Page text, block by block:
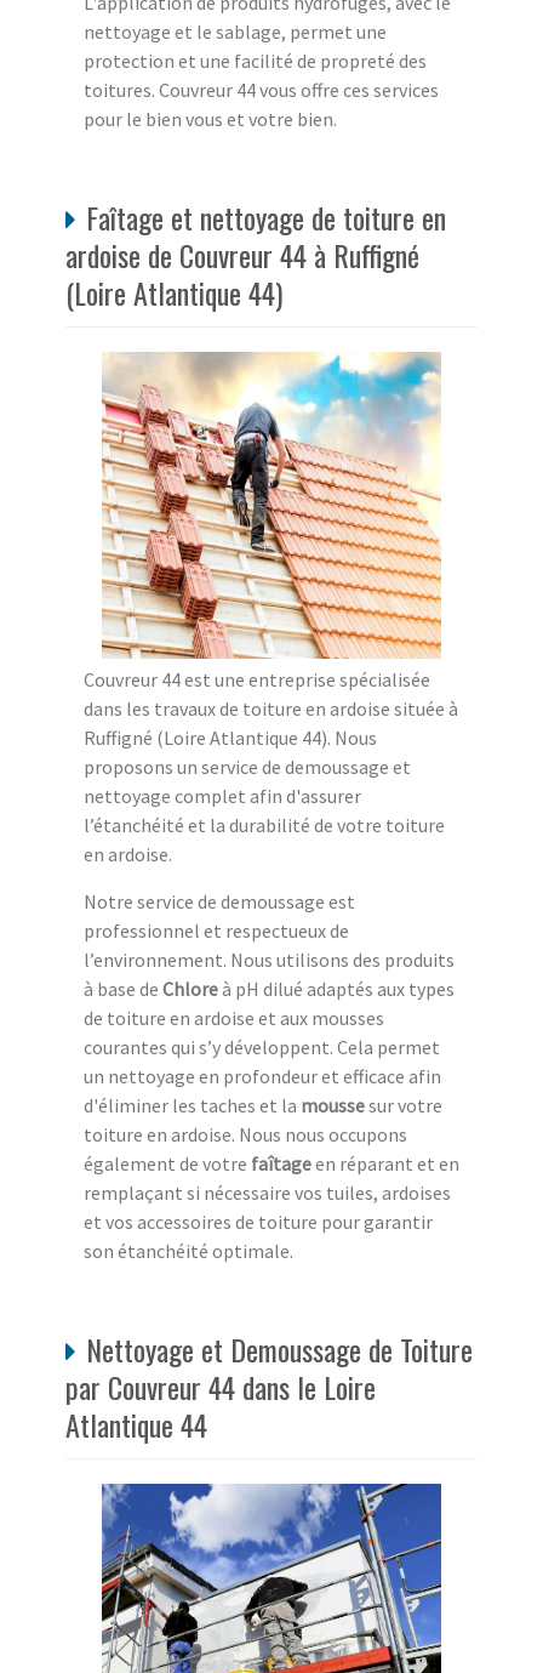
nettoyage et le sablage, permet une
protection et une facilité de propreté des
toitures. Couvreur 44 vous offre ces services
pour le bien vous et votre bien.
Faîtage et nettoyage de toiture en
ardoise de Couvreur 44 à Ruffigné
(Loire Atlantique 44)
Couvreur 44 est une entreprise spécialisée
dans les travaux de toiture en ardoise située à
Ruffigné (Loire Atlantique 44). Nous
proposons un service de demoussage et
nettoyage complet afin d'assurer
l’étanchéité et la durabilité de votre toiture
en ardoise.
Notre service de demoussage est
professionnel et respectueux de
l’environnement. Nous utilisons des produits
à base de Chloreà pH dilué adaptés aux types
de toiture en ardoise et aux mousses
courantes qui s’y développent. Cela permet
un nettoyage en profondeur et efficace afin
d'éliminer les taches et la moussesur votre
toiture en ardoise. Nous nous occupons
également de votre faîtageen réparant et en
remplaçant si nécessaire vos tuiles, ardoises
et vos accessoires de toiture pour garantir
son étanchéité optimale.
Nettoyage et Demoussage de Toiture
par Couvreur 44 dans le Loire
Atlantique 44